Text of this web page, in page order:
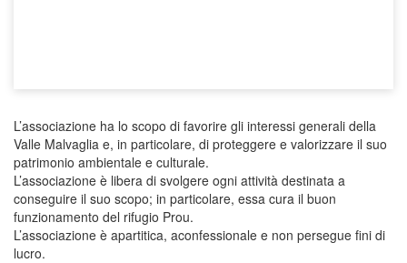
L’associazione ha lo scopo di favorire gli interessi generali della
Valle Malvaglia e, in particolare, di proteggere e valorizzare il suo
patrimonio ambientale e culturale.
L’associazione è libera di svolgere ogni attività destinata a
conseguire il suo scopo; in particolare, essa cura il buon
funzionamento del rifugio Prou.
L’associazione è apartitica, aconfessionale e non persegue fini di
lucro.